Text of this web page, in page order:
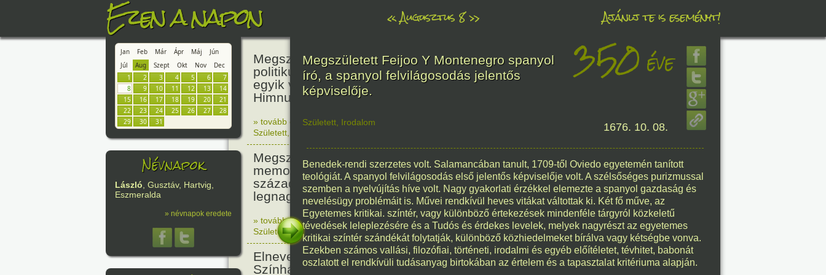
Ezen a napon «Augusztus 8» Ajánlj te is eseményt!
Jan Feb Már Ápr Máj
Jún
Júl
Aug Szept Okt Nov
Dec
1
2 3 4 5 6
7
8
9 10 11 12 13
14
15
16 17 18 19 20
21
22
23 24 25 26 27
28
29
30 31
Névnapok
László, Gusztáv, Hartvig,
Eszmeralda
» névnapok eredete
Megszületett Kölcsey Ferenc költő,
politikus, akadémikus, a reformkor
egyik vezéregyénisége, a nemzeti
Himnusz költője.
236éve
» tovább olvasom|1 hozzászólás, szólj Te is hozzá!
Született
Megszületett Mikes Kelemen
memoáríró, műfordító, a XVIII.
századi magyar prózairodalom
legnagyobb alakja.
336éve
» tovább olvasom |1 hozzászólás, szólj Te is hozzá!
Született,Történelem,Irodalom,Magyar 1690. 08. 08.
Elnevezték a Pesti Magyar
Színházat Nemzeti Színháznak.
186éve
Megszületett Feijoo Y Montenegro spanyol
író, a spanyol felvilágosodás jelentős
képviselője.
350 éve
Született Irodalom 1676. 10. 08.
Benedek-rendi szerzetes volt. Salamancában tanult, 1709-től Oviedo egyetemén tanított
teológiát. A spanyol felvilágosodás első jelentős képviselője volt. A szélsőséges purizmussal
szemben a nyelvújítás híve volt. Nagy gyakorlati érzékkel elemezte a spanyol gazdaság és
nevelésügy problémáit is. Művei rendkívül heves vitákat váltottak ki. Két fő műve, az
Egyetemes kritikai. színtér, vagy különböző értekezések mindenféle tárgyról közkeletű
tévedések leleplezésére és a Tudós és érdekes levelek, melyek nagyrészt az egyetemes
kritikai színtér szándékát folytatják, különböző közhiedelmeket bírálva vagy kétségbe vonva.
Ezekben számos vallási, filozófiai, történeti, irodalmi és egyéb előítéletet, tévhitet, babonát
oszlatott el rendkívüli tudásanyag birtokában az értelem és a tapasztalat kritériuma alapján.